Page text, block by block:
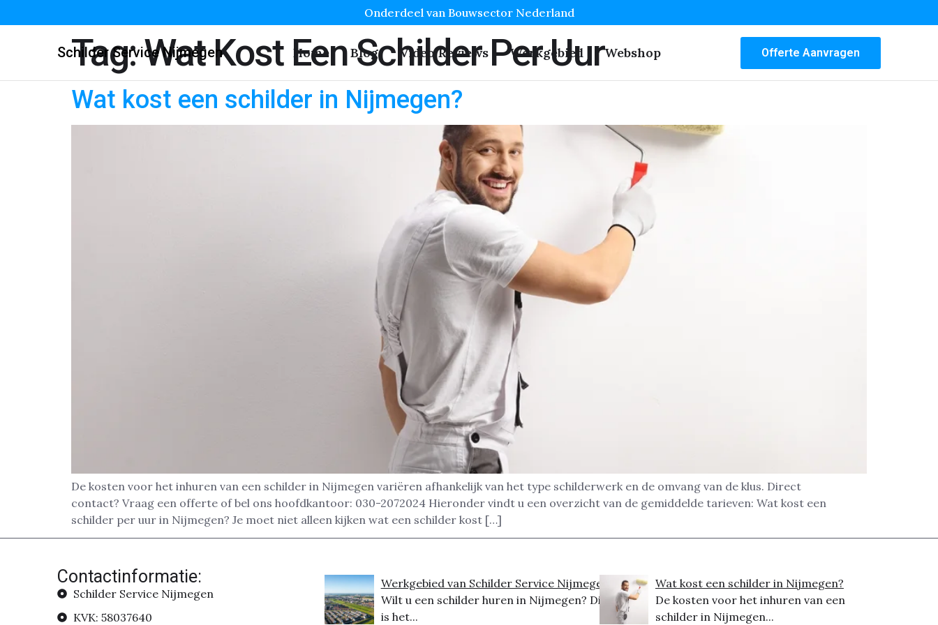
Onderdeel van Bouwsector Nederland
Schilder Service Nijmegen Home Blog Video Reviews Werkgebied Webshop Offerte Aanvragen
Tag:Wat Kost Een Schilder Per Uur
Wat kost een schilder in Nijmegen?
De kosten voor het inhuren van een schilder in Nijmegen variëren afhankelijk van het type schilderwerk en de omvang van de klus. Direct
contact? Vraag een offerte of bel ons hoofdkantoor: 030-2072024 Hieronder vindt u een overzicht van de gemiddelde tarieven: Wat kost een
schilder per uur in Nijmegen? Je moet niet alleen kijken wat een schilder kost […]
Contactinformatie:
Schilder Service Nijmegen
KVK: 58037640
Werkgebied van Schilder Service Nijmegen
Wilt u een schilder huren in Nijmegen? Dit
is het...
Wat kost een schilder in Nijmegen?
De kosten voor het inhuren van een
schilder in Nijmegen...